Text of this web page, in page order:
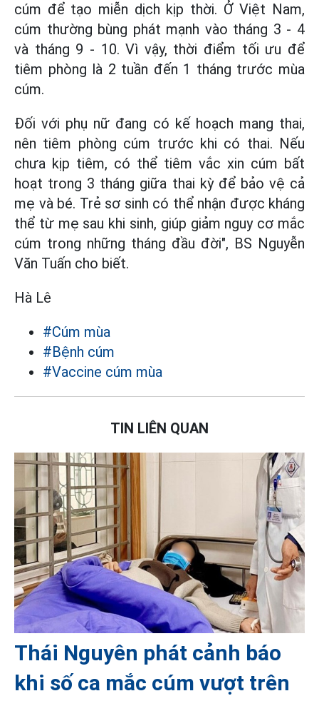
cúm để tạo miễn dịch kịp thời. Ở Việt Nam,
cúm thường bùng phát mạnh vào tháng 3 - 4
và tháng 9 - 10. Vì vậy, thời điểm tối ưu để
tiêm phòng là 2 tuần đến 1 tháng trước mùa
cúm.
Đối với phụ nữ đang có kế hoạch mang thai,
nên tiêm phòng cúm trước khi có thai. Nếu
chưa kịp tiêm, có thể tiêm vắc xin cúm bất
hoạt trong 3 tháng giữa thai kỳ để bảo vệ cả
mẹ và bé. Trẻ sơ sinh có thể nhận được kháng
thể từ mẹ sau khi sinh, giúp giảm nguy cơ mắc
cúm trong những tháng đầu đời", BS Nguyễn
Văn Tuấn cho biết.
Hà Lê
#Cúm mùa
#Bệnh cúm
#Vaccine cúm mùa
TIN LIÊN QUAN
Thái Nguyên phát cảnh báo
khi số ca mắc cúm vượt trên